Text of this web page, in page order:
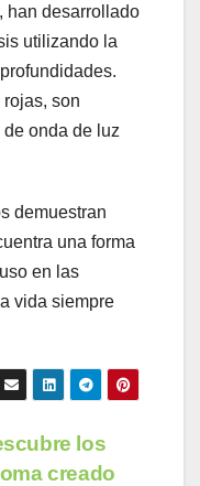
han desarrollado
utilizando la
son
onda de luz
demuestran
una forma
en las
vida siempre
los
creado